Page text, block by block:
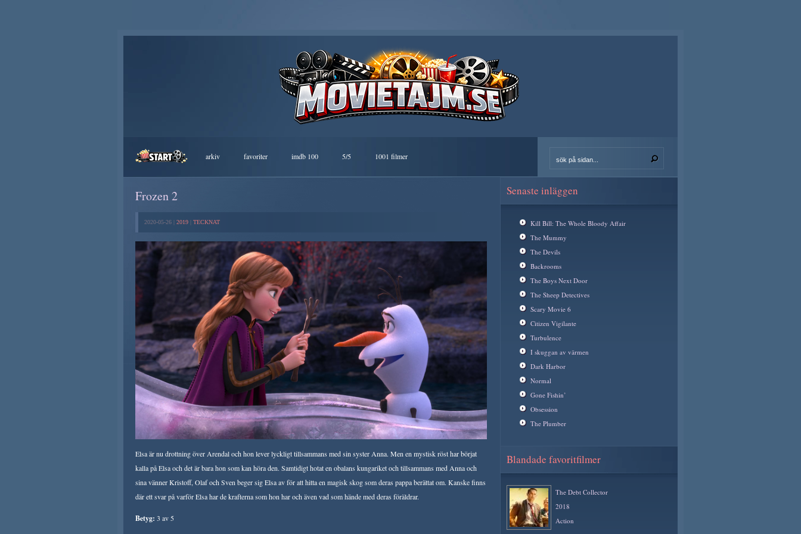
arkiv favoriter imdb 100 5/5 1001 filmer
Frozen 2
2020-05-26 | 2019 TECKNAT
Elsa är nu drottning över Arendal och hon lever lyckligt tillsammans med sin syster Anna. Men en mystisk röst har börjat
kalla på Elsa och det är bara hon som kan höra den. Samtidigt hotat en obalans kungariket och tillsammans med Anna och
sina vänner Kristoff, Olaf och Sven beger sig Elsa av för att hitta en magisk skog som deras pappa berättat om. Kanske finns
där ett svar på varför Elsa har de krafterna som hon har och även vad som hände med deras föräldrar.
Betyg: 3 av 5
Senaste inläggen
Kill Bill: The Whole Bloody Affair
The Mummy
The Devils
Backrooms
The Boys Next Door
The Sheep Detectives
Scary Movie 6
Citizen Vigilante
Turbulence
I skuggan av värmen
Dark Harbor
Normal
Gone Fishin’
Obsession
The Plumber
Blandade favoritfilmer
The Debt Collector
2018
Action